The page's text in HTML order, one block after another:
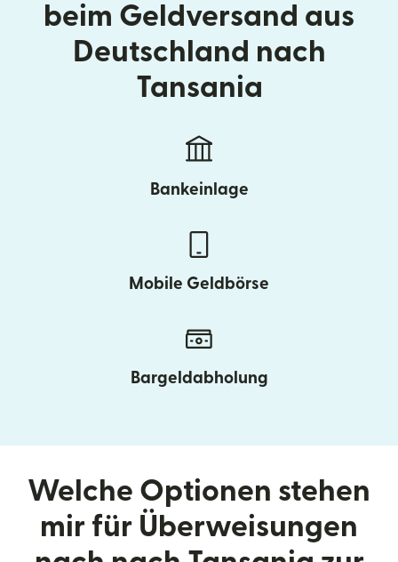
beim Geldversand aus
Deutschland nach
Tansania
Bankeinlage
Mobile Geldbörse
Bargeldabholung
Welche Optionen stehen
mir für Überweisungen